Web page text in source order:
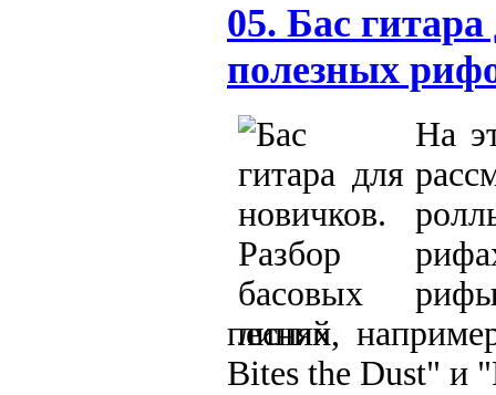
05. Бас
полезных
На
песнях,
Bites the Dust" и